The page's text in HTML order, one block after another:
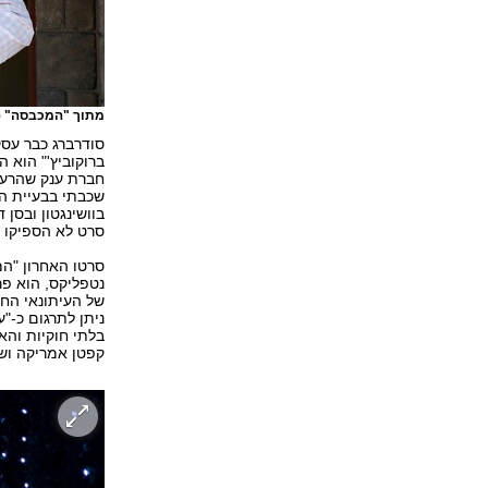
מתוך "המכבסה"
סודרברג כבר
ברוקוביץ'"
שכבתי בבעיית
בוושינגטון
סרט לא הספיקו
נטפליקס, הוא
של העיתונאי
ניתן לתרגום
קפטן אמריקה